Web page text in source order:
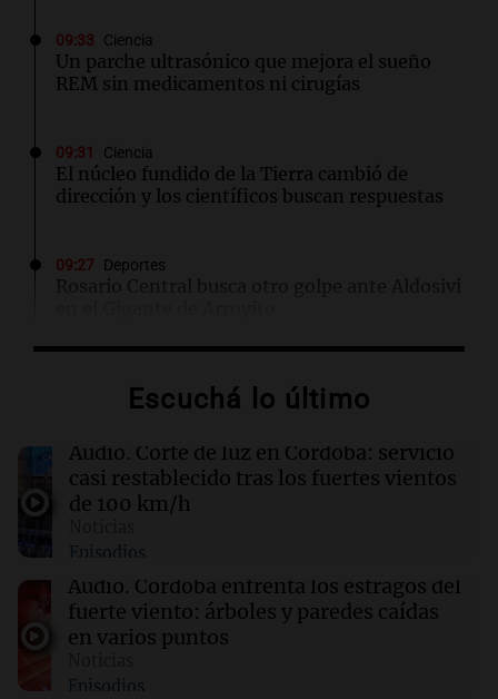
09:33 Ciencia
Un parche ultrasónico que mejora el sueño
REM sin medicamentos ni cirugías
09:31 Ciencia
El núcleo fundido de la Tierra cambió de
dirección y los científicos buscan respuestas
09:27 Deportes
Rosario Central busca otro golpe ante Aldosivi
Perú y México restablecen relaciones
09:24 Siempre Juntos Rosario
Detuvieron al hijo de Fran Riquelme tras un
09:20 Radioinforme 3
Ciudadanía italiana: un fallo abrió una vía de
reclamo para miles de descendientes
Escuchá lo último
Audio. Corte de luz en Córdoba: servicio
casi restablecido tras los fuertes vientos
de 100 km/h
Episodios
Audio. Córdoba enfrenta los estragos del
fuerte viento: árboles y paredes caídas
en varios puntos
Episodios